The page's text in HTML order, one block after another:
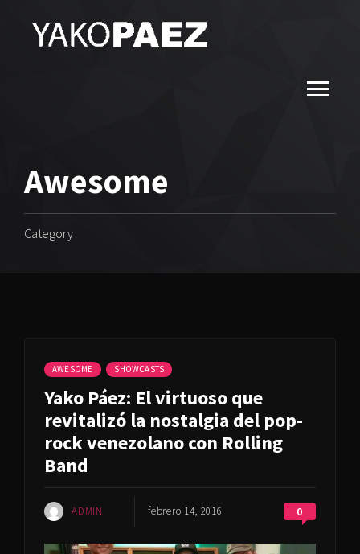
Awesome
Category
AWESOME SHOWCASTS
Yako Páez: El virtuoso que
revitalizó la nostalgia del pop-
rock venezolano con Rolling
Band
ADMIN febrero 14, 2016 0